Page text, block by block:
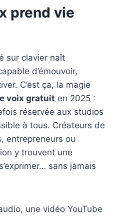
prend vie
sur clavier naît
d’émouvoir,
C’est ça, la magie
voix gratuit en 2025 :
réservée aux studios
à tous. Créateurs de
entrepreneurs ou
y trouvent une
sans jamais
une vidéo YouTube